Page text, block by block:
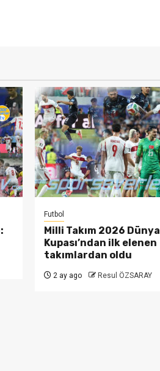
Futbol
Milli Takım 2026 Dünya
Kupası’ndan ilk elenen
takımlardan oldu
2 ay ago Resul ÖZSARAY